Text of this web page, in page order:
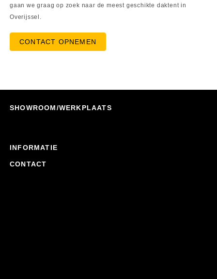
gaan we graag op zoek naar de meest geschikte daktent in
Overijssel.
CONTACT OPNEMEN
SHOWROOM/WERKPLAATS
INFORMATIE
CONTACT